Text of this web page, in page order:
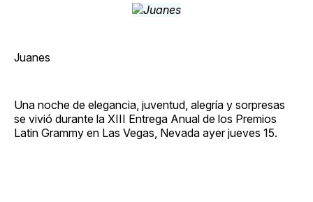
Juanes
Una noche de elegancia, juventud, alegría y sorpresas
se vivió durante la XIII Entrega Anual de los Premios
Latin Grammy en Las Vegas, Nevada ayer jueves 15.